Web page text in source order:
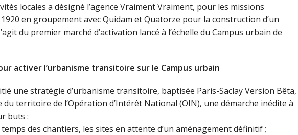
locales a désigné l’agence Vraiment Vraiment, pour les missions
en groupement avec Quidam et Quatorze pour la construction d’un
du premier marché d’activation lancé à l’échelle du Campus urbain de
activer l’urbanisme transitoire sur le Campus urbain
une stratégie d’urbanisme transitoire, baptisée Paris-Saclay Version Bêta,
du territoire de l’Opération d’Intérêt National (OIN), une démarche inédite à
buts :
des chantiers, les sites en attente d’un aménagement définitif ;